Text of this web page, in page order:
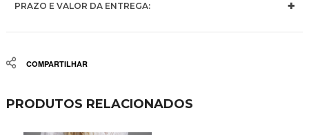
PRAZO E VALOR DA ENTREGA:
Share
PRODUTOS RELACIONADOS